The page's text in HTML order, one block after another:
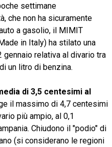
settimane
che non ha sicuramente
a gasolio, il MIMIT
in Italy) ha stilato una
relativa al divario tra
un litro di benzina.
di 3,5 centesimi al
il massimo di 4,7 centesimi
più ampio, al 0,1
Chiudono il "podio" di
(si considerano le regioni